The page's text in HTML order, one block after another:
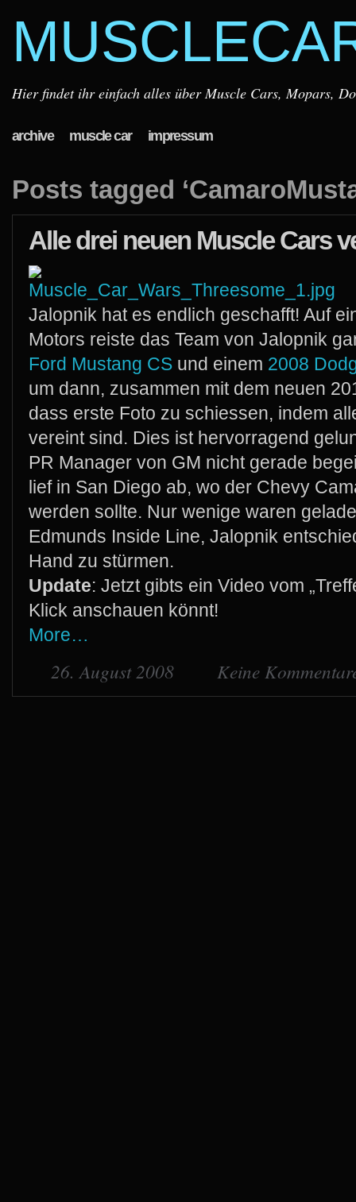
Hier findet ihr einfach alles über Muscle Cars, Mopars,
archive muscle car impressum
Posts tagged
Alle drei neuen Muscle Cars
Jalopnik hat es endlich geschafft! Auf
Motors reiste das Team von Jalopnik
Ford Mustang CS und einem 2008
um dann, zusammen mit dem neuen
dass erste Foto zu schiessen, indem
vereint sind. Dies ist hervorragend
PR Manager von GM nicht gerade
lief in San Diego ab, wo der Chevy
werden sollte. Nur wenige waren
Edmunds Inside Line, Jalopnik
Hand zu stürmen.
Update: Jetzt gibts ein Video vom
Klick anschauen könnt!
More…
26. August 2008 Keine